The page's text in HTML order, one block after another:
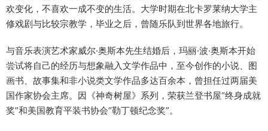
欢变化，不喜欢一成不变的生活。大学时期在北卡罗莱纳大学主
修戏剧与比较宗教学，毕业之后，曾随乐队到世界各地旅行。
与音乐表演艺术家威尔·奥斯本先生结婚后，玛丽·波·奥斯本开始
尝试将自己的经历与想象融入文学作品中，至今创作的小说、图
画书、故事集和非小说类文学作品多达百余本，曾担任过两届美
国作家协会主席。因《神奇树屋》系列，荣获兰登书屋“终身成就
奖”和美国教育平装书协会“勒丁顿纪念奖”。